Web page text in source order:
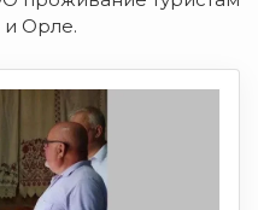
и Орле.